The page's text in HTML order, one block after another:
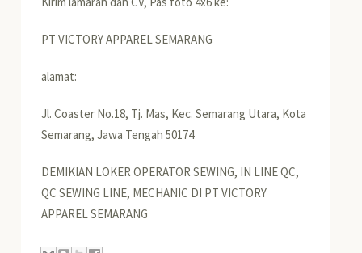
PT VICTORY APPAREL SEMARANG
alamat:
Jl. Coaster No.18, Tj. Mas, Kec. Semarang Utara, Kota
Semarang, Jawa Tengah 50174
DEMIKIAN LOKER OPERATOR SEWING, IN LINE QC,
QC SEWING LINE, MECHANIC DI PT VICTORY
APPAREL SEMARANG